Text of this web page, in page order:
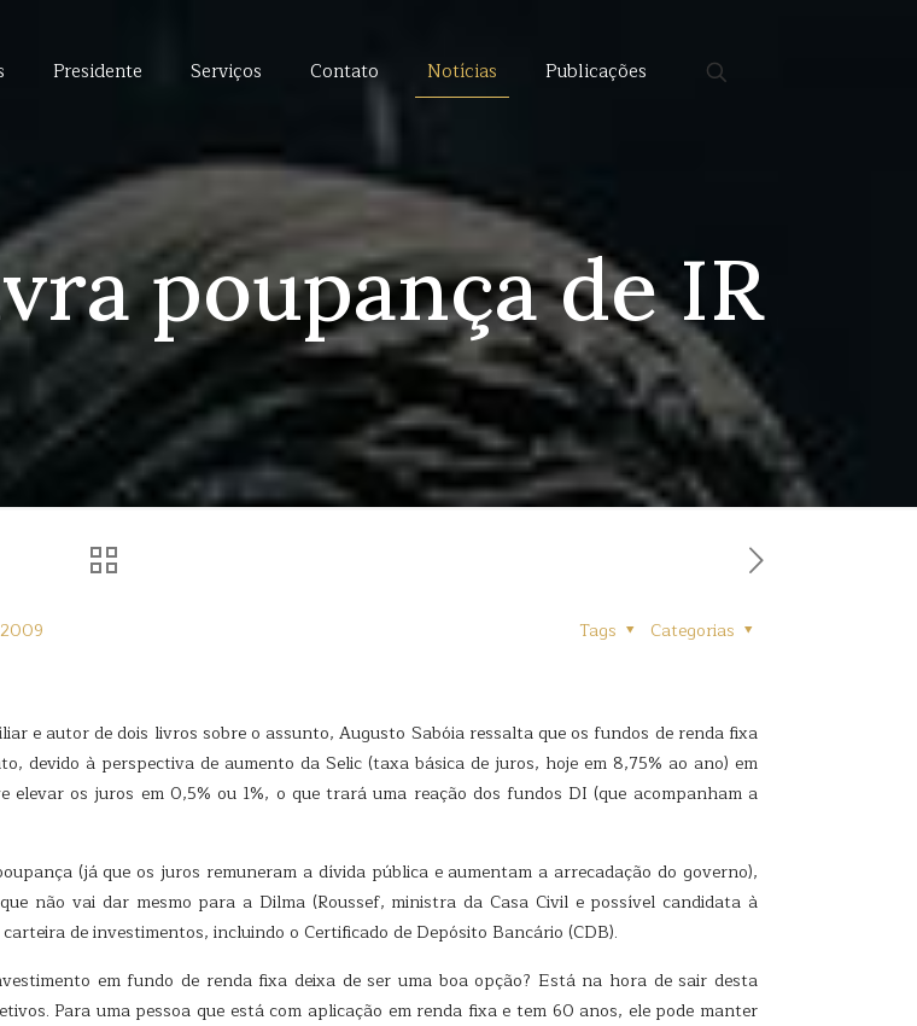
Presidente Serviços Contato Notícias Publicações
poupança de IR
Categorias
Tags
e autor de dois livros sobre o assunto, Augusto Sabóia ressalta que os fundos de renda fixa
devido à perspectiva de aumento da Selic (taxa básica de juros, hoje em 8,75% ao ano) em
os juros em 0,5% ou 1%, o que trará uma reação dos fundos DI (que acompanham a
(já que os juros remuneram a dívida pública e aumentam a arrecadação do governo),
não vai dar mesmo para a Dilma (Roussef, ministra da Casa Civil e possível candidata à
de investimentos, incluindo o Certificado de Depósito Bancário (CDB).
em fundo de renda fixa deixa de ser uma boa opção? Está na hora de sair desta
Para uma pessoa que está com aplicação em renda fixa e tem 60 anos, ele pode manter